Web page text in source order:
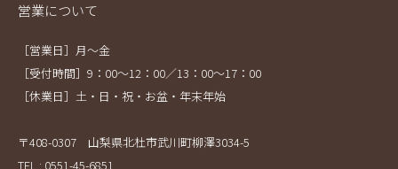
営業について
［営業日］月～金
［受付時間］9：00～12：00／13：00～17：00
［休業日］土・日・祝・お盆・年末年始
〒408-0307 山梨県北杜市武川町柳澤3034-5
TEL : 0551-45-6851